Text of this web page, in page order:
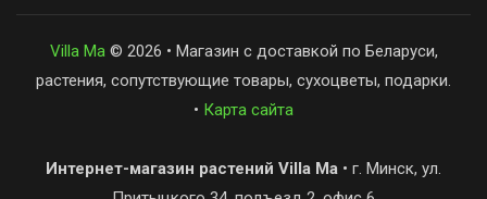
Villa Ma © 2026 • Магазин с доставкой по Беларуси,
растения, сопутствующие товары, сухоцветы, подарки.
• Карта сайта
Интернет-магазин растений Villa Ma • г. Минск, ул.